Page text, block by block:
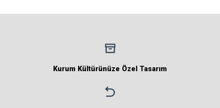
Kurum Kültürünüze Özel Tasarım